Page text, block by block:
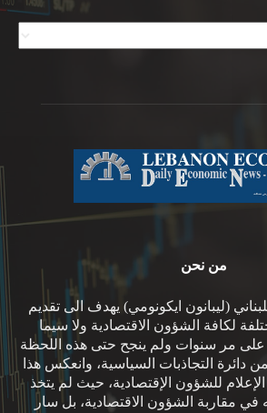
من نحن
(ليبانون ايكونومي) يهدف الى تقديم
لكافة الشؤون الاقتصادية ولا سيما
على مر سنوات ولم ينجح حتى هذه اللحظة
دائرة التجاذبات السياسية، وانعكس هذا
للشؤون الإقتصادية، حيث لم يتخذ
مقاربة الشؤون الاقتصادية، بل سار